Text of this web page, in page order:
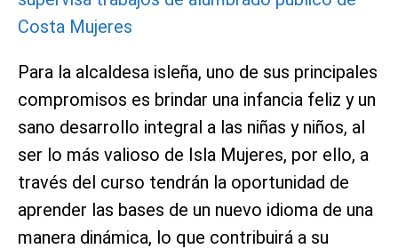
Costa Mujeres
Para la alcaldesa isleña, uno de sus principales
compromisos es brindar una infancia feliz y un
sano desarrollo integral a las niñas y niños, al
ser lo más valioso de Isla Mujeres, por ello, a
través del curso tendrán la oportunidad de
aprender las bases de un nuevo idioma de una
manera dinámica, lo que contribuirá a su